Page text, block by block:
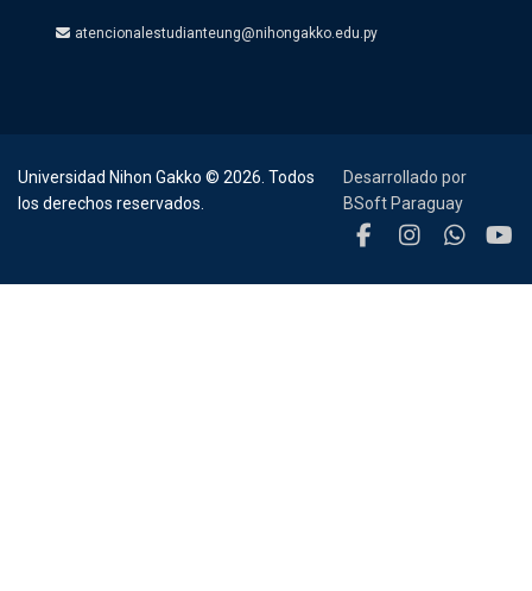
atencionalestudianteung@nihongakko.edu.py
Universidad Nihon Gakko © 2026. Todos
los derechos reservados.
Desarrollado por
BSoft Paraguay